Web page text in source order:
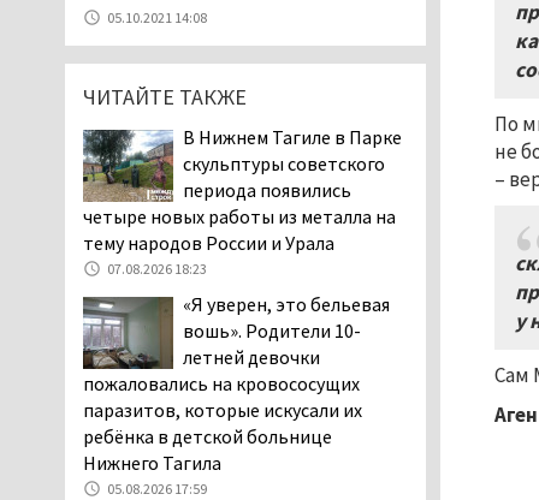
По
не
–
у
Сам
Екатеринбург подвергся
атаке БПЛА, восемь из
них были сбиты, три
центра
07.08.2026 11:28
Тагильские спасатели
помогли заблудившемуся
в лесу мужчине найти
06.08.2026 16:28
Прокуратура
Дзержинского района
Нижнего Тагила
возбудила административное дело в
отношении «Водоканала-НТ» из-за
отсутствия холодной воды
05.10.2021 14:08
ЧИТАЙТЕ ТАКЖЕ
В Нижнем Тагиле в Парке
скульптуры советского
периода появились
четыре новых работы из металла на
тему народов России и Урала
07.08.2026 18:23
«Я уверен, это бельевая
вошь». Родители 10-
летней девочки
пожаловались на кровососущих
паразитов, которые искусали их
ребёнка в детской больнице
Нижнего Тагила
05.08.2026 17:59